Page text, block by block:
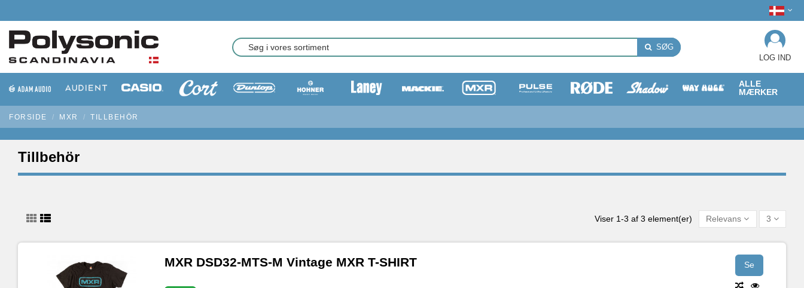
SØG
LOG IND
ALLE
MÆRKER
FORSIDE MXR TILLBEHÖR
Tillbehör
Viser 1-3 af 3 element(er) Relevans 3
MXR DSD32-MTS-M Vintage MXR T-SHIRT Se